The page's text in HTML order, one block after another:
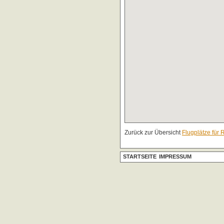
Zurück zur Übersicht Flugplätze für
STARTSEITE IMPRESSUM